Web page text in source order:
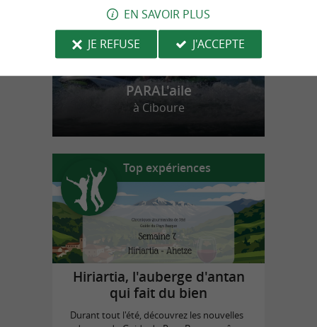
PARAL'aile
à Ciboure
Top expériences
Hiriartia, l'auberge d'antan
qui fait du bien
Durant tout l'été, découvrez les nouvelles
EN SAVOIR PLUS
JE REFUSE
J'ACCEPTE